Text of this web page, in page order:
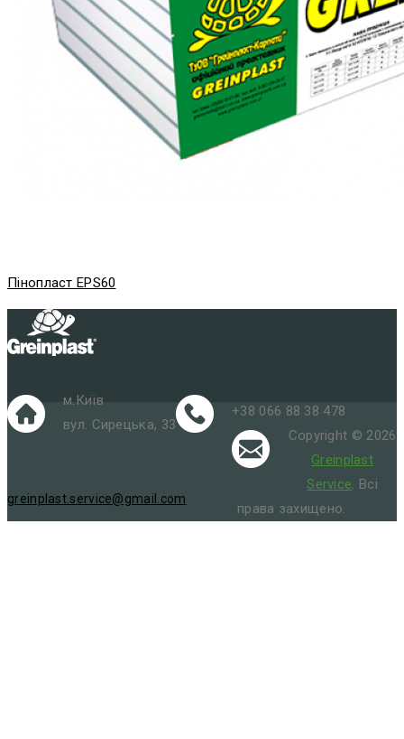
Пінопласт EPS60
м.Київ
вул. Сирецька, 33
+38 066 88 38 478
greinplast.service@gmail.com
Copyright © 2026
Greinplast
Service. Всі
права захищено.